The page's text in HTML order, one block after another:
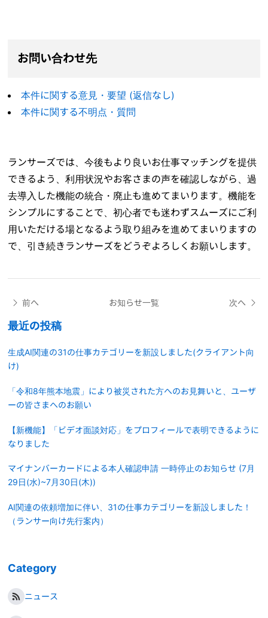
お問い合わせ先
本件に関する意見・要望 (返信なし)
本件に関する不明点・質問
ランサーズでは、今後もより良いお仕事マッチングを提供
できるよう、利用状況やお客さまの声を確認しながら、過
去導入した機能の統合・廃止も進めてまいります。機能を
シンプルにすることで、初心者でも迷わずスムーズにご利
用いただける場となるよう取り組みを進めてまいりますの
で、引き続きランサーズをどうぞよろしくお願いします。
前へ お知らせ一覧 次へ
最近の投稿
生成AI関連の31の仕事カテゴリーを新設しました(クライアント向
け)
「令和8年熊本地震」により被災された方へのお見舞いと、ユーザ
ーの皆さまへのお願い
【新機能】「ビデオ面談対応」をプロフィールで表明できるように
なりました
マイナンバーカードによる本人確認申請 一時停止のお知らせ (7月
29日(水)~7月30日(木))
AI関連の依頼増加に伴い、31の仕事カテゴリーを新設しました！
（ランサー向け先行案内）
Category
ニュース